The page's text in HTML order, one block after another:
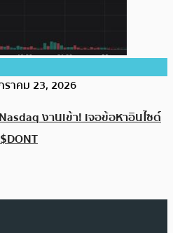
ราคม 23, 2026
งานเข้า! เจอข้อหาอินไซด์